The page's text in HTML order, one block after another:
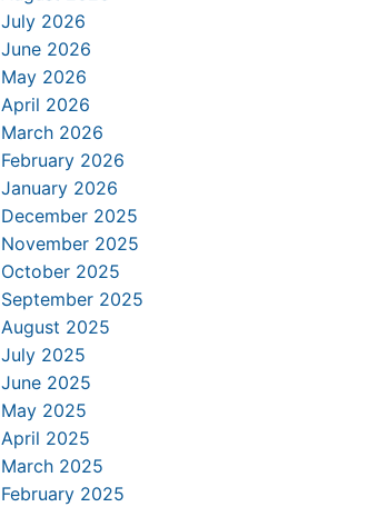
July 2026
June 2026
May 2026
April 2026
March 2026
February 2026
January 2026
December 2025
November 2025
October 2025
September 2025
August 2025
July 2025
June 2025
May 2025
April 2025
March 2025
February 2025